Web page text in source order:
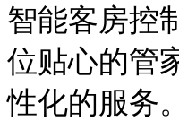
智能客房控
位贴心的管
性化的服务。